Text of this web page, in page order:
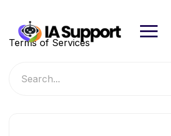
Terms of Services